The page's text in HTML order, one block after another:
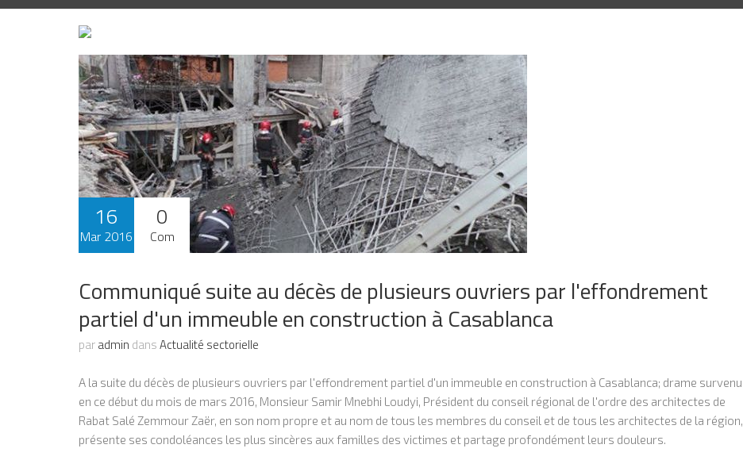
16
Mar 2016
0
Com
Communiqué suite au décès de plusieurs ouvriers par l'effondrement
partiel d'un immeuble en construction à Casablanca
paradmin dansActualité sectorielle
A la suite du décès de plusieurs ouvriers par l'effondrement partiel d'un immeuble en construction à Casablanca; drame survenu
en ce début du mois de mars 2016, Monsieur Samir Mnebhi Loudyi, Président du conseil régional de l'ordre des architectes de
Rabat Salé Zemmour Zaër, en son nom propre et au nom de tous les membres du conseil et de tous les architectes de la région,
présente ses condoléances les plus sincères aux familles des victimes et partage profondément leurs douleurs.